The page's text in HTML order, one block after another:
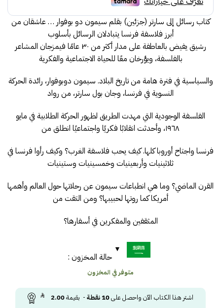
كتاب رسائل إلى سارتر (جزئين) بقلم سيمون دو بوفوار … عاشقان من
أبرز فلاسفة فرنسا يتبادلان الرسائل بأسلوب
رشيق يفيض بالعاطفة على مدار أكثر من ٣٠ عامًا فيمزجان المشاعر
بالفلسفة، ويؤرخان معًا للحياة الاجتماعية والفكرية
والسياسية في فترة هامة من تاريخ البلاد. سيمون دوبوفوار، رائدة الحركة
النسوية في فرنسا، وجان بول سارتر، من رواد
الفلسفة الوجودية التي مهدت الطريق لظهور الحركة الطلابية في مايو
١٩٦٨، وأحدثت انقلابًا فكريًا واجتماعيًا انطلق من
فرنسا واجتاح أوروبا كلها. كيف يحب فلاسفة الغرب؟ وكيف رأوا فرنسا في
ثلاثينيات وأربعينيات وخمسينيات وستينيات
القرن الماضي؟ وما هي انطباعات سيمون عن رحلاتها حول العالم وأهمها
أمريكا كما روتها لحبيبها؟ ومن التقت من
المثقفين والمفكرين في أسفارها؟
حالة المخزون :
متوفر في المخزون
اشتر هذا الكتاب الآن واحصل على10نقطة- بقيمة2.00